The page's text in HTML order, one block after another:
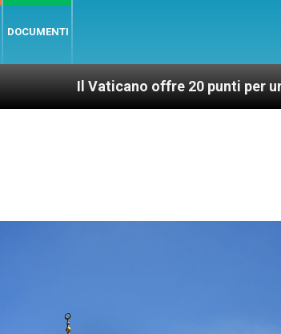
DOCUMENTI
Il Vaticano offre 20 punti per un accesso